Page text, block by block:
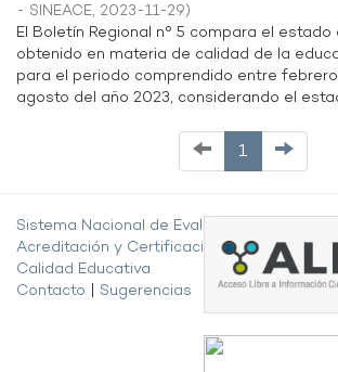
- SINEACE, 2023-11-29)
El Boletín Regional n° 5 compara el estado
obtenido en materia de calidad de la
para el periodo comprendido entre
agosto del año 2023, considerando el
1
Sistema Nacional de Evaluación,
Acreditación y Certificación de la
Calidad Educativa
Contacto
Sugerencias